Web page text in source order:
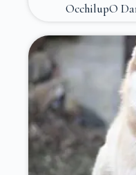
OcchilupO